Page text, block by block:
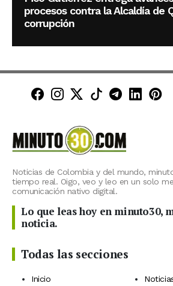
procesos contra la Alcaldía de
corrupción
Minuto30 en Facebook
Minuto30 en
Minuto30 en X
Minuto30 en
Canal
Noticias de Colombia y del mundo,
tiempo real. Oigo, veo y leo en un solo
comunicación nativo digital.
Lo que leas hoy en minuto30,
noticia.
Todas las secciones
Inicio